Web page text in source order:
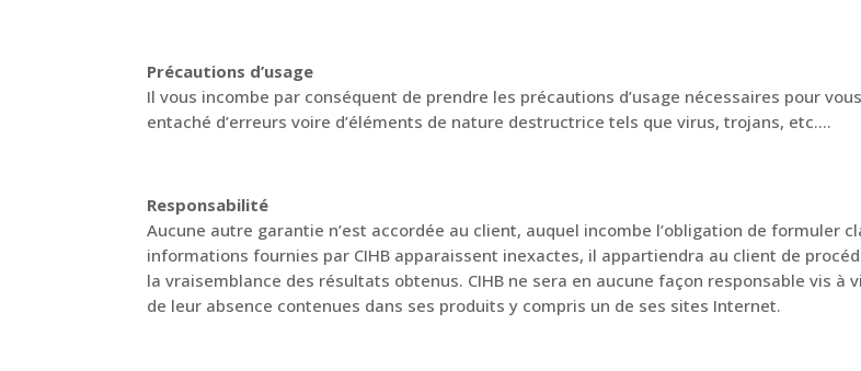
Précautions d’usage
Il vous incombe par conséquent de prendre les précautions d’usage nécessaires pour
entaché d’erreurs voire d’éléments de nature destructrice tels que virus, trojans, etc….
Responsabilité
Aucune autre garantie n’est accordée au client, auquel incombe l’obligation de formuler
informations fournies par CIHB apparaissent inexactes, il appartiendra au client de
la vraisemblance des résultats obtenus. CIHB ne sera en aucune façon responsable vis
de leur absence contenues dans ses produits y compris un de ses sites Internet.